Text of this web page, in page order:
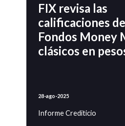
FIX revisa las
calificaciones
Fondos Money
clásicos en
28-ago-2025
Informe Crediticio